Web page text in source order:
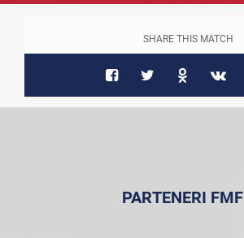
SHARE THIS MATCH
PARTENERI FMF